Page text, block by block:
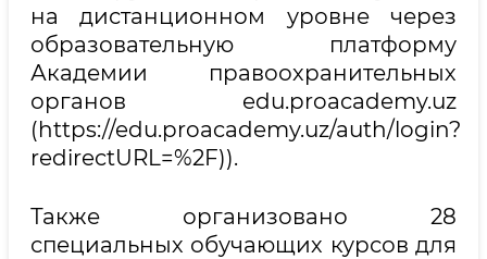
на дистанционном уровне через
образовательную платформу
Академии правоохранительных
органов edu.proacademy.uz
(https://edu.proacademy.uz/auth/login?
redirectURL=%2F)).
Также организовано 28
специальных обучающих курсов для